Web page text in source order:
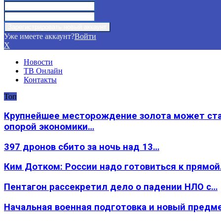
Уже имеете аккаунт?Войти
X
Новости
ТВ Онлайн
Контакты
Топ
Крупнейшее месторождение золота может
опорой экономики…
397 дронов сбито за ночь над 13…
Ким Дотком: России надо готовиться к
Пентагон рассекретил дело о падении НЛО с…
Начальная военная подготовка и новый